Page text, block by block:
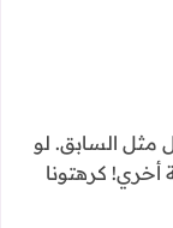
مثل السابق. لو
أخري! كرهتونا